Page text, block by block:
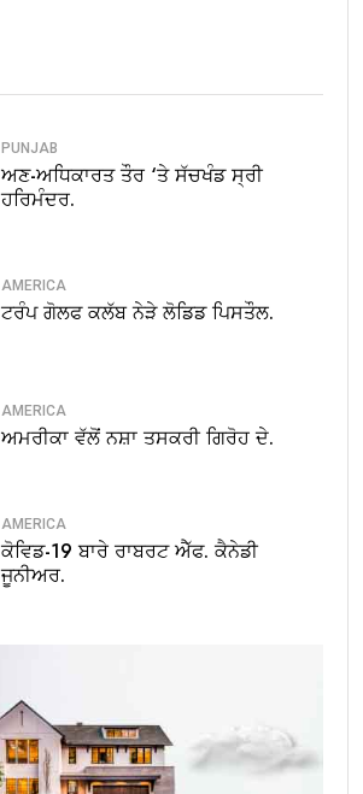
PUNJAB
ਅਣ-ਅਧਿਕਾਰਤ ਤੌਰ ‘ਤੇ ਸੱਚਖੰਡ ਸ੍ਰੀ
ਹਰਿਮੰਦਰ.
AMERICA
ਟਰੰਪ ਗੋਲਫ ਕਲੱਬ ਨੇੜੇ ਲੋਡਿਡ ਪਿਸਤੌਲ.
AMERICA
ਅਮਰੀਕਾ ਵੱਲੋਂ ਨਸ਼ਾ ਤਸਕਰੀ ਗਿਰੋਹ ਦੇ.
AMERICA
ਕੋਵਿਡ-19 ਬਾਰੇ ਰਾਬਰਟ ਐੱਫ. ਕੈਨੇਡੀ
ਜੂਨੀਅਰ.